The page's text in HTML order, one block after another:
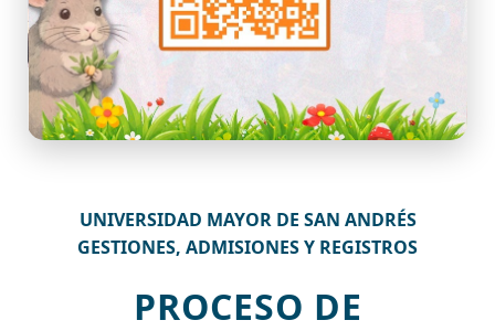
UNIVERSIDAD MAYOR DE SAN ANDRÉS
GESTIONES, ADMISIONES Y REGISTROS
PROCESO DE